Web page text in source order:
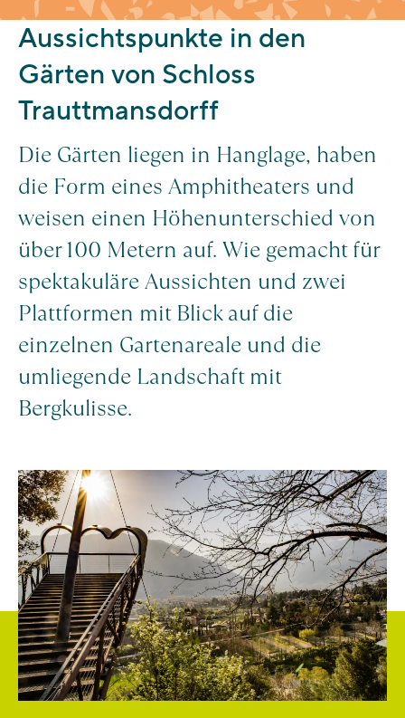
Aussichtspunkte in den
Gärten von Schloss
Trauttmansdorff
Die Gärten liegen in Hanglage, haben
die Form eines Amphitheaters und
weisen einen Höhenunterschied von
über 100 Metern auf. Wie gemacht für
spektakuläre Aussichten und zwei
Plattformen mit Blick auf die
einzelnen Gartenareale und die
umliegende Landschaft mit
Bergkulisse.